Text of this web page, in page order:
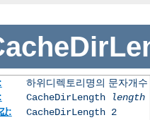
하위디렉토리명의 문자개수
CacheDirLength
length
:
CacheDirLength 2